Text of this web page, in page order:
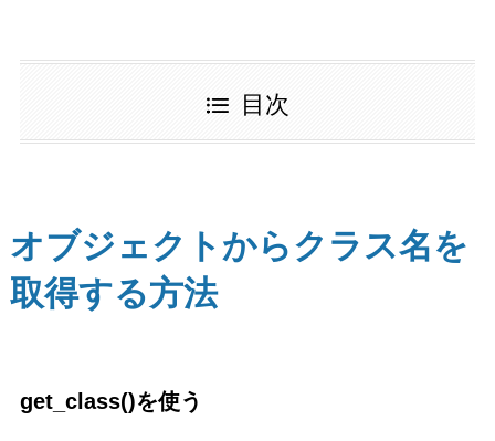
目次
オブジェクトからクラス名を
取得する方法
get_class()を使う